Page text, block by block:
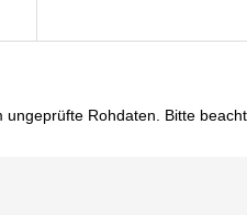
Rohdaten. Bitte